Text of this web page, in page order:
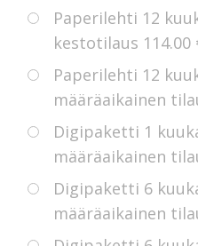
Paperilehti 12
kestotilaus 114.00
Paperilehti 12
määräaikainen
Digipaketti 1
määräaikainen
Digipaketti 6
määräaikainen